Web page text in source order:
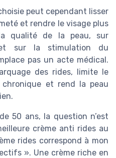
peut cependant lisser
et rendre le visage plus
qualité de la peau, sur
et sur la stimulation du
pas un acte médical.
des rides, limite le
et rend la peau
50 ans, la question n’est
crème anti rides au
rides correspond à mon
». Une crème riche en